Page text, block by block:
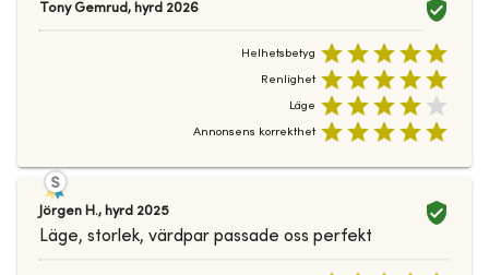
Tony Gemrud, hyrd 2026
Helhetsbetyg
Renlighet
Läge
Annonsens korrekthet
Jörgen H., hyrd 2025
Läge, storlek, värdpar passade oss perfekt